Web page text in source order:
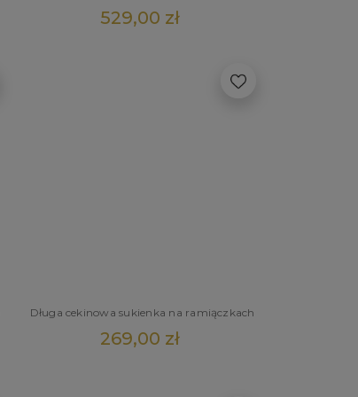
529,00 zł
Długa cekinowa sukienka na ramiączkach
269,00 zł